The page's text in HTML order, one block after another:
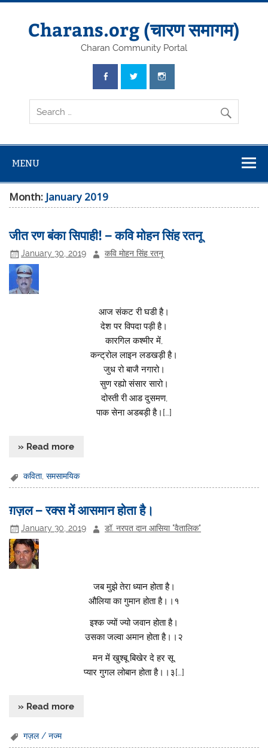
Skip
Charans.org (चारण समागम)
Charan Community Portal
MENU
Month: January 2019
जीत रण बंका सिपाही! – कवि मोहन सिंह रतनू
January 30, 2019 कवि मोहन सिंह रतनू
आज संकट री घडी है।
देश पर विपदा पड़ी है।
कारगिल कश्मीर में,
कन्ट्रोल लाइन लडखड़ी है।
जुध रो बाजै नगारो।
सुण रह्यो संसार सारो।
दोस्ती री आड दुसमण,
पाक सेना अडबड़ी है।[…]
» Read more
कविता,समसामयिक
ग़ज़ल – रक्स में आसमान होता है।
January 30, 2019 डॉ. नरपत दान आसिया "वैतालिक"
जब मुझे तेरा ध्यान होता है।
औलिया का गुमान होता है।।१
इश्क ज्यों ज्यो जवान होता है।
उसका जल्वा अमान होता है।।२
मन में खुश्बू बिखेर दे हर सू,
प्यार गुगल लोबान होता है।।३[…]
» Read more
गज़ल / नज्म